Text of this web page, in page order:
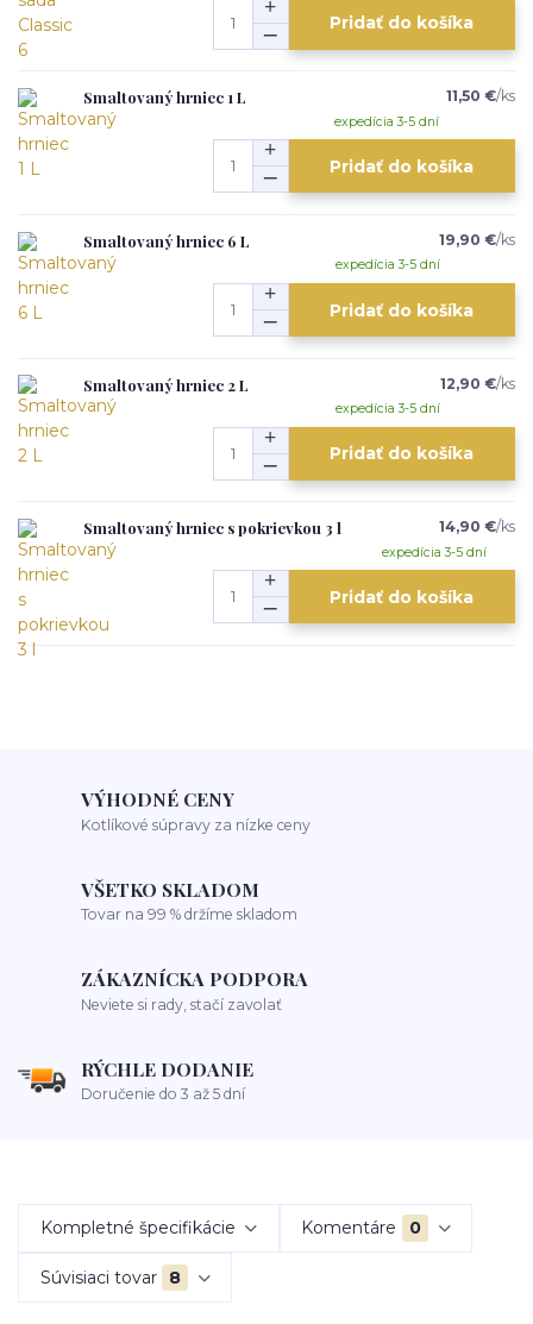
Pridať do košíka
Smaltovaný hrniec 1 L 11,50 €/ks
expedícia 3-5 dní
Pridať do košíka
Smaltovaný hrniec 6 L 19,90 €/ks
expedícia 3-5 dní
Pridať do košíka
Smaltovaný hrniec 2 L 12,90 €/ks
expedícia 3-5 dní
Pridať do košíka
Smaltovaný hrniec s pokrievkou 3 l 14,90 €/ks
expedícia 3-5 dní
Pridať do košíka
VÝHODNÉ CENY
Kotlíkové súpravy za nízke ceny
VŠETKO SKLADOM
Tovar na 99 % držíme skladom
ZÁKAZNÍCKA PODPORA
Neviete si rady, stačí zavolať
RÝCHLE DODANIE
Doručenie do 3 až 5 dní
Kompletné špecifikácie Komentáre 0
Súvisiaci tovar 8